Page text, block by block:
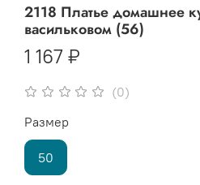
(0)
2118 Платье домашнее
васильковом (56)
1 167 ₽
Размер
50